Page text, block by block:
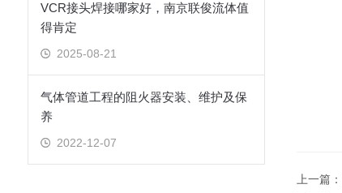
VCR接头焊接哪家好，南京联俊流体值
得肯定
2025-08-21
气体管道工程的阻火器安装、维护及保
养
2022-12-07
上一篇：